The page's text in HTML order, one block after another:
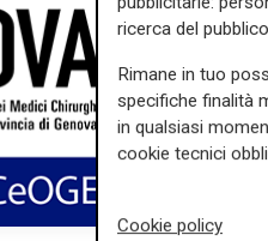
ricerca del
Rimane in tuo
specifiche finalità
in qualsiasi
cookie tecnici
Cookie policy